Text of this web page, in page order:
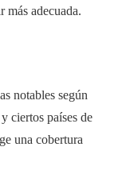
más adecuada.
notables según
ciertos países de
una cobertura